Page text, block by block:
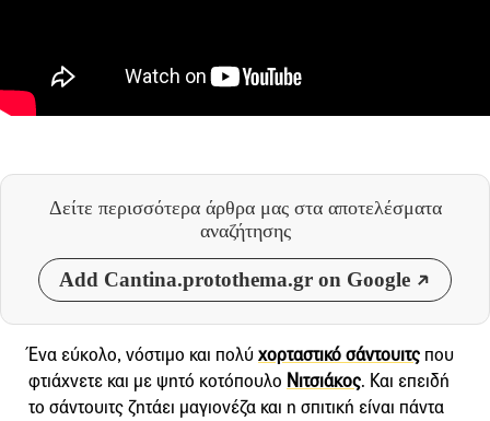
Δείτε περισσότερα άρθρα μας στα αποτελέσματα
αναζήτησης
Add Cantina.protothema.gr on Google
Ένα εύκολο, νόστιμο και πολύ χορταστικό σάντουιτς που
φτιάχνετε και με ψητό κοτόπουλο Νιτσιάκος. Και επειδή
το σάντουιτς ζητάει μαγιονέζα και η σπιτική είναι πάντα